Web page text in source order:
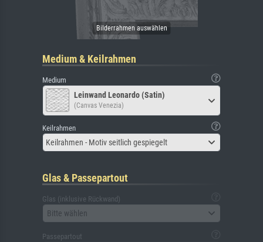
Medium & Keilrahmen
Medium
Leinwand Leonardo (Satin)
(Canvas Venezia)
Keilrahmen
Keilrahmen - Motiv seitlich gespiegelt
Glas & Passepartout
Glas (inklusive Rückwand)
Bitte wählen
Passepartout